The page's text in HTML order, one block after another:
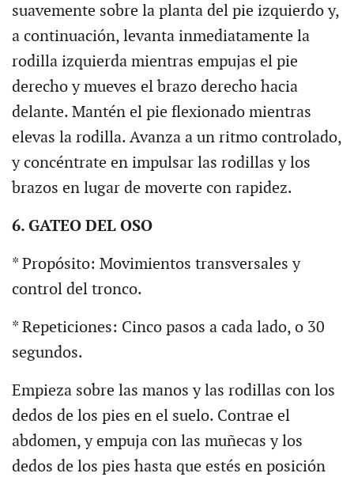
suavemente sobre la planta del pie izquierdo y,
a continuación, levanta inmediatamente la
rodilla izquierda mientras empujas el pie
derecho y mueves el brazo derecho hacia
delante. Mantén el pie flexionado mientras
elevas la rodilla. Avanza a un ritmo controlado,
y concéntrate en impulsar las rodillas y los
brazos en lugar de moverte con rapidez.
6. GATEO DEL OSO
* Propósito: Movimientos transversales y
control del tronco.
* Repeticiones: Cinco pasos a cada lado, o 30
segundos.
Empieza sobre las manos y las rodillas con los
dedos de los pies en el suelo. Contrae el
abdomen, y empuja con las muñecas y los
dedos de los pies hasta que estés en posición